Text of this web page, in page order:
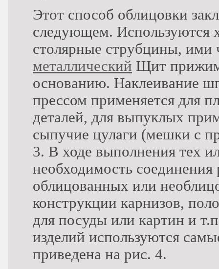
Этот способ облицовки
следующем. Используются
столярные струбцины, ими
металлический Щит
основанию. Наклеивание
прессом применяется для
деталей, для выпуклых
сыпучие цулаги (мешки с
3. В ходе выполнения тех
необходимость
облицованных или
конструкции карнизов,
для посуды или картин и
изделий используются
приведена на рис. 4.